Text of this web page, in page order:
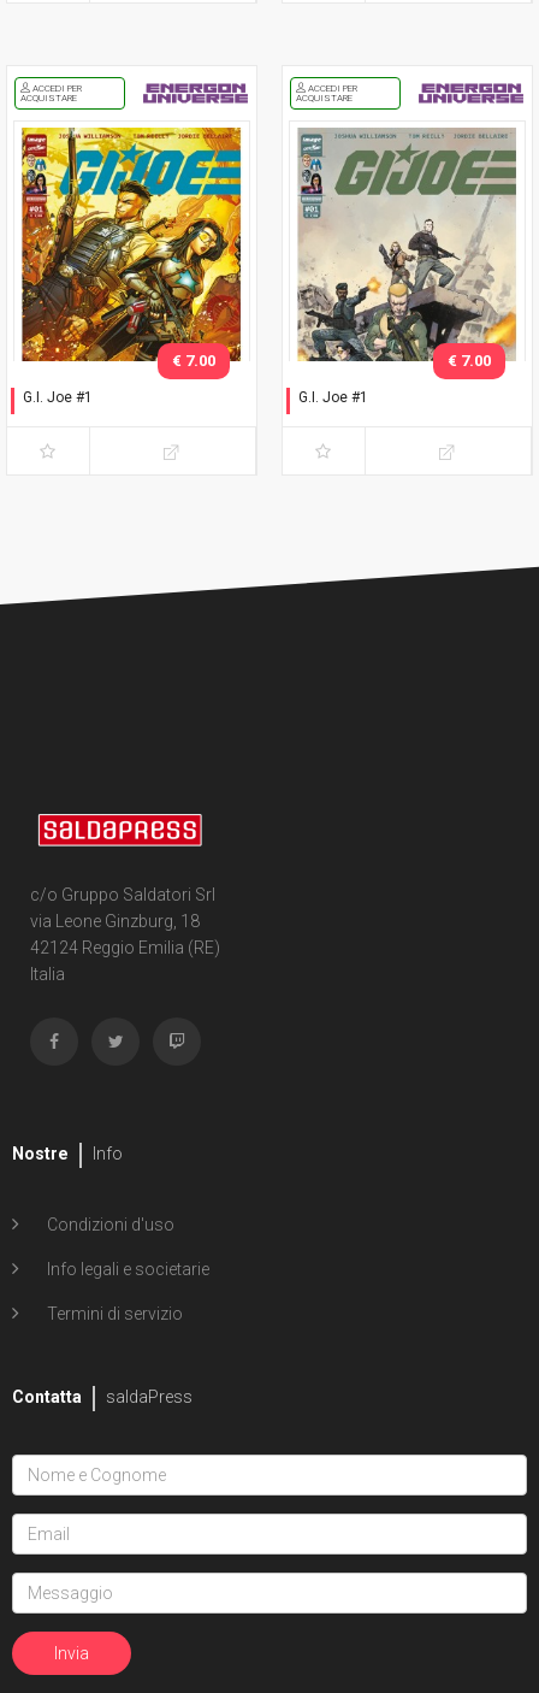
ACCEDI PER
ACQUISTARE
G.I. Joe #1
€ 7.00
ACCEDI PER
ACQUISTARE
G.I. Joe #1
Modena 2025
€ 7.00
c/o Gruppo Saldatori Srl
via Leone Ginzburg, 18
42124 Reggio Emilia (RE)
Italia
Nostre Info
Condizioni d'uso
Info legali e societarie
Termini di servizio
Contatta saldaPress